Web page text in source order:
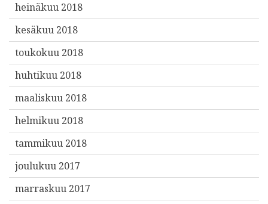
heinäkuu 2018
kesäkuu 2018
toukokuu 2018
huhtikuu 2018
maaliskuu 2018
helmikuu 2018
tammikuu 2018
joulukuu 2017
marraskuu 2017